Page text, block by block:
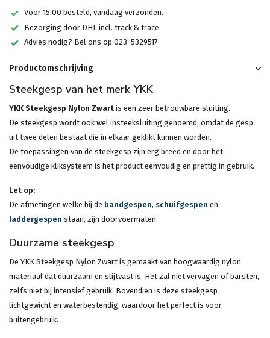
Voor 15:00 besteld, vandaag verzonden.
Bezorging door DHL incl. track & trace
Advies nodig? Bel ons op 023-5329517
Productomschrijving
Steekgesp van het merk YKK
YKK Steekgesp Nylon Zwart is een zeer betrouwbare sluiting.
De steekgesp wordt ook wel insteeksluiting genoemd, omdat de gesp
uit twee delen bestaat die in elkaar geklikt kunnen worden.
De toepassingen van de steekgesp zijn erg breed en door het
eenvoudige kliksysteem is het product eenvoudig en prettig in gebruik.
Let op:
De afmetingen welke bij de bandgespen, schuifgespen en
laddergespen staan, zijn doorvoermaten.
Duurzame steekgesp
De YKK Steekgesp Nylon Zwart is gemaakt van hoogwaardig nylon
materiaal dat duurzaam en slijtvast is. Het zal niet vervagen of barsten,
zelfs niet bij intensief gebruik. Bovendien is deze steekgesp
lichtgewicht en waterbestendig, waardoor het perfect is voor
buitengebruik.